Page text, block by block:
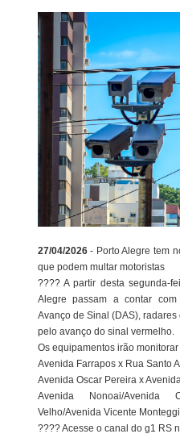
27/04/2026- Porto Alegre tem
que podem multar motoristas
???? A partir desta segunda-
Alegre passam a contar
Avanço de Sinal (DAS),
pelo avanço do sinal vermelho.
Os equipamentos irão
Avenida Farrapos x Rua Santo
Avenida Oscar Pereira x
Avenida Nonoai/
Velho/Avenida Vicente
???? Acesse o canal do g1 RS